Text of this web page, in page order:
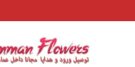
>Appearance->Menus